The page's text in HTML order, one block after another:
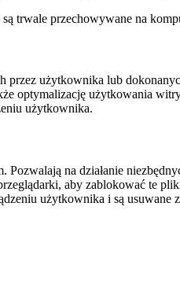
trwale przechowywane na
użytkownika lub
optymalizację użytkowania
użytkownika.
na działanie
aby zablokować te
użytkownika i są usuwane